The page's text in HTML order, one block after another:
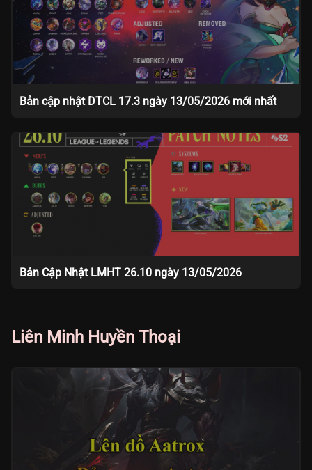
Bản cập nhật DTCL 17.3 ngày 13/05/2026 mới nhất
Bản Cập Nhật LMHT 26.10 ngày 13/05/2026
Liên Minh Huyền Thoại